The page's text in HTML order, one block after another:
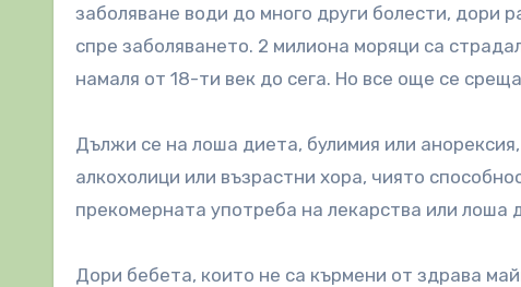
заболяване води до много други болести, дори
спре заболяването. 2 милиона моряци са
намаля от 18-ти век до сега. Но все още се
Дължи се на лоша диета, булимия или
алкохолици или възрастни хора, чиято
прекомерната употреба на лекарства или лоша
Дори бебета, които не са кърмени от здрава